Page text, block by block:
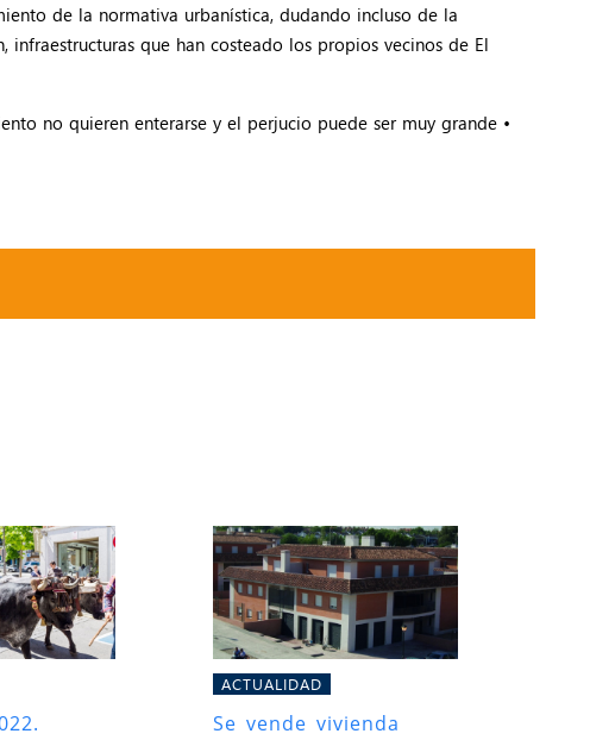
de la normativa urbanística, dudando incluso de la
que han costeado los propios vecinos de El
no quieren enterarse y el perjucio puede ser muy grande •
ACTUALIDAD
Se vende vivienda